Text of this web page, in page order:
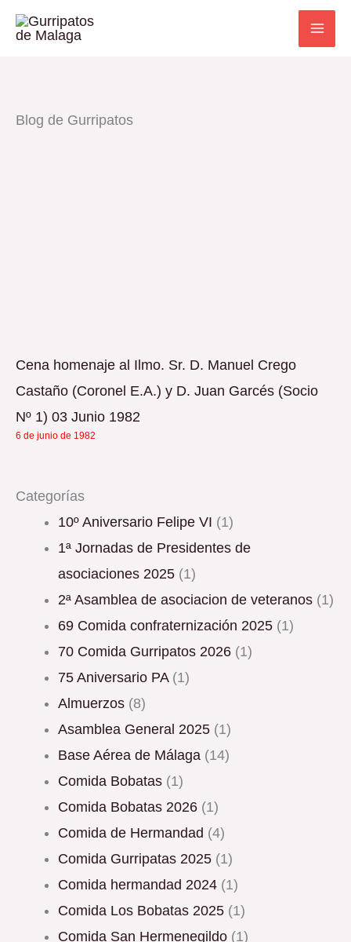
Blog de Gurripatos
Cena homenaje al Ilmo. Sr. D. Manuel Crego
Castaño (Coronel E.A.) y D. Juan Garcés (Socio
Nº 1) 03 Junio 1982
6 de junio de 1982
Categorías
10º Aniversario Felipe VI (1)
1ª Jornadas de Presidentes de
asociaciones 2025 (1)
2ª Asamblea de asociacion de veteranos (1)
69 Comida confraternización 2025 (1)
70 Comida Gurripatos 2026 (1)
75 Aniversario PA(1)
Almuerzos (8)
Asamblea General 2025 (1)
Base Aérea de Málaga (14)
Comida Bobatas (1)
Comida Bobatas 2026 (1)
Comida de Hermandad (4)
Comida Gurripatas 2025 (1)
Comida hermandad 2024 (1)
Comida Los Bobatas 2025 (1)
Comida San Hermenegildo (1)